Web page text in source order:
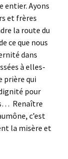
entier. Ayons
et frères
la route du
ce que nous
dans
à elles-
prière qui
pour
Renaître
c’est
la misère et